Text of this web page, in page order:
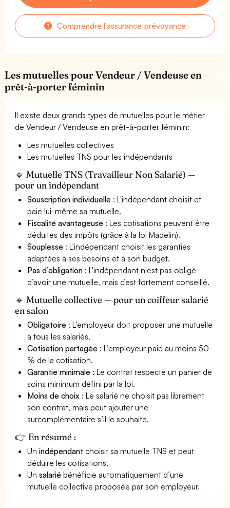
Comprendre l'assurance prévoyance
Les mutuelles pour Vendeur / Vendeuse en
prêt-à-porter féminin
Il existe deux grands types de mutuelles pour le métier
de Vendeur / Vendeuse en prêt-à-porter féminin:
Les mutuelles collectives
Les mutuelles TNS pour les indépendants
🔹 Mutuelle TNS (Travailleur Non Salarié) —
pour un indépendant
Souscription individuelle : L'indépendant choisit et
paie lui-même sa mutuelle.
Fiscalité avantageuse : Les cotisations peuvent être
déduites des impôts (grâce à la loi Madelin).
Souplesse : L'indépendant choisit les garanties
adaptées à ses besoins et à son budget.
Pas d’obligation : L'indépendant n'est pas obligé
d’avoir une mutuelle, mais c’est fortement conseillé.
🔹 Mutuelle collective — pour un coiffeur salarié
en salon
Obligatoire : L’employeur doit proposer une mutuelle
à tous les salariés.
Cotisation partagée : L’employeur paie au moins 50
% de la cotisation.
Garantie minimale : Le contrat respecte un panier de
soins minimum défini par la loi.
Moins de choix : Le salarié ne choisit pas librement
son contrat, mais peut ajouter une
surcomplémentaire s’il le souhaite.
👉 En résumé :
Unindépendant choisit sa mutuelle TNS et peut
déduire les cotisations.
Unsalarié bénéficie automatiquement d’une
mutuelle collective proposée par son employeur.